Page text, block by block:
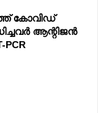
കോവിഡ്
ആന്റിജന്‍